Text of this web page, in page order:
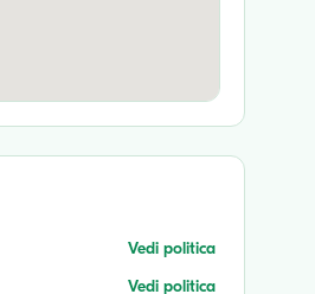
Vedi politica
Vedi politica